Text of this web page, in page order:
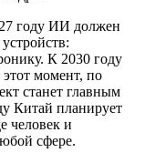
году ИИ должен
К 2030 году
момент, по
станет главным
Китай планирует
человек и
сфере.